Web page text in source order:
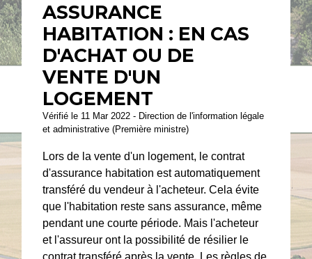
ASSURANCE
HABITATION : EN CAS
D'ACHAT OU DE
VENTE D'UN
LOGEMENT
Vérifié le 11 Mar 2022 - Direction de l'information légale
et administrative (Première ministre)
Lors de la vente d'un logement, le contrat
d'assurance habitation est automatiquement
transféré du vendeur à l'acheteur. Cela évite
que l'habitation reste sans assurance, même
pendant une courte période. Mais l'acheteur
et l'assureur ont la possibilité de résilier le
contrat transféré après la vente. Les règles de